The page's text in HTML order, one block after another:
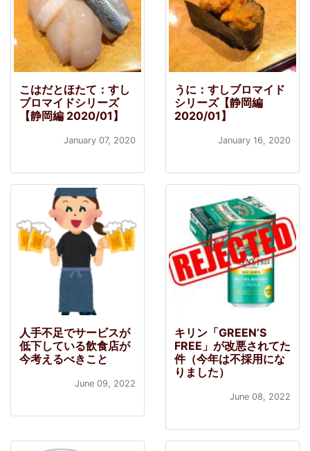
こはだとほたて：すし
ブロマイドシリーズ
【静岡編 2020/01】
January 07, 2020
うに：すしブロマイド
シリーズ【静岡編
2020/01】
January 16, 2020
人手不足でサービスが
低下している飲食店が
今考えるべきこと
June 09, 2022
キリン「GREEN’S
FREE」が改悪されてた
件（今年は不採用にな
りました）
June 08, 2022